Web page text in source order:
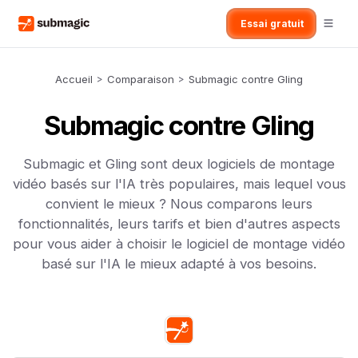
Essai gratuit
Accueil > Comparaison > Submagic contre Gling
Submagic contre Gling
Submagic et Gling sont deux logiciels de montage
vidéo basés sur l'IA très populaires, mais lequel vous
convient le mieux ? Nous comparons leurs
fonctionnalités, leurs tarifs et bien d'autres aspects
pour vous aider à choisir le logiciel de montage vidéo
basé sur l'IA le mieux adapté à vos besoins.